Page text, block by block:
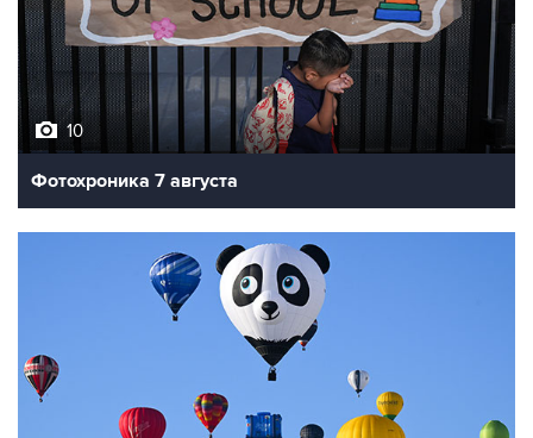
10
Фотохроника 7 августа